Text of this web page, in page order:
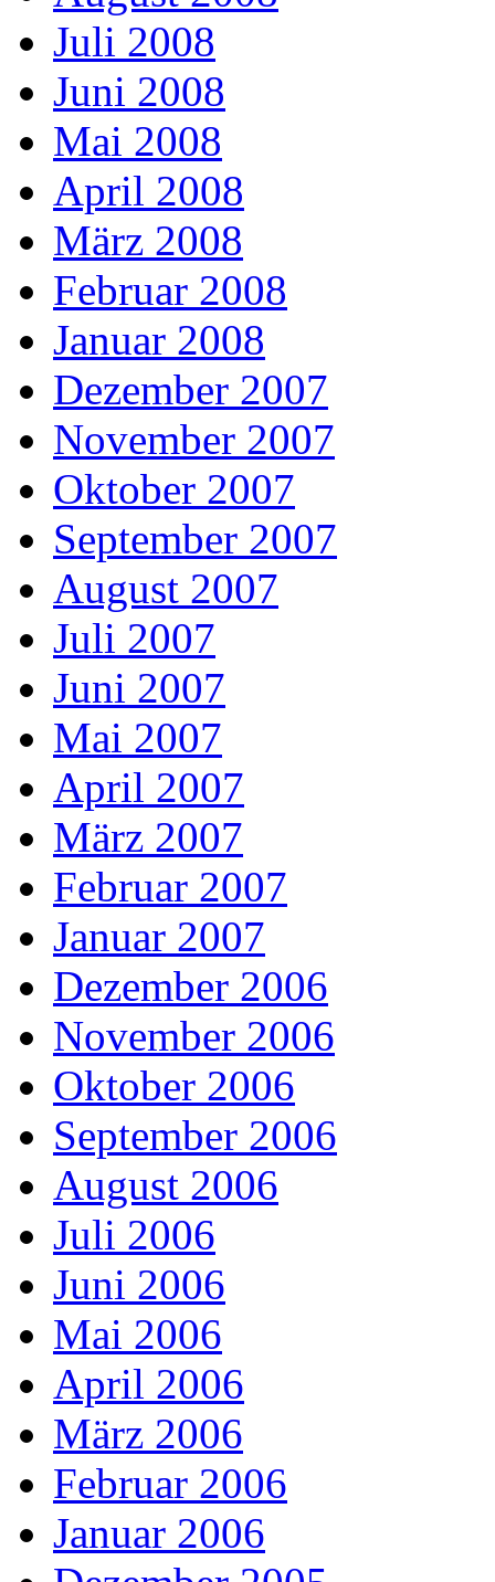
Juli 2008
Juni 2008
Mai 2008
April 2008
März 2008
Februar 2008
Januar 2008
Dezember 2007
November 2007
Oktober 2007
September 2007
August 2007
Juli 2007
Juni 2007
Mai 2007
April 2007
März 2007
Februar 2007
Januar 2007
Dezember 2006
November 2006
Oktober 2006
September 2006
August 2006
Juli 2006
Juni 2006
Mai 2006
April 2006
März 2006
Februar 2006
Januar 2006